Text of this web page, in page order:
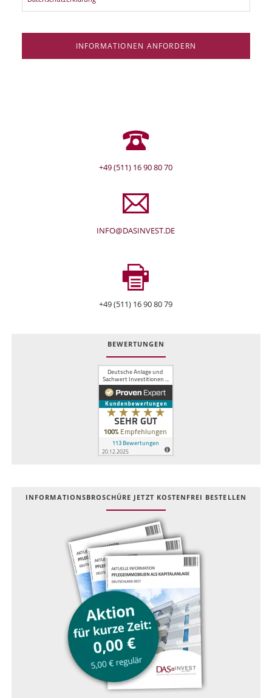
INFORMATIONEN ANFORDERN
+49 (511) 16 90 80 70
INFO@DASINVEST.DE
+49 (511) 16 90 80 79
BEWERTUNGEN
INFOR­MATIONS­BROSCHÜRE JETZT KOSTEN­FREI BESTELLEN